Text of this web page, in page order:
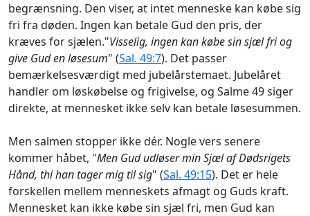
begrænsning. Den viser, at intet menneske kan købe sig
fri fra døden. Ingen kan betale Gud den pris, der
kræves for sjælen."Visselig, ingen kan købe sin sjæl fri og
give Gud en løsesum" (Sal. 49:7). Det passer
bemærkelsesværdigt med jubelårstemaet. Jubelåret
handler om løskøbelse og frigivelse, og Salme 49 siger
direkte, at mennesket ikke selv kan betale løsesummen.
Men salmen stopper ikke dér. Nogle vers senere
kommer håbet, "Men Gud udløser min Sjæl af Dødsrigets
Hånd, thi han tager mig til sig" (Sal. 49:15). Det er hele
forskellen mellem menneskets afmagt og Guds kraft.
Mennesket kan ikke købe sin sjæl fri, men Gud kan